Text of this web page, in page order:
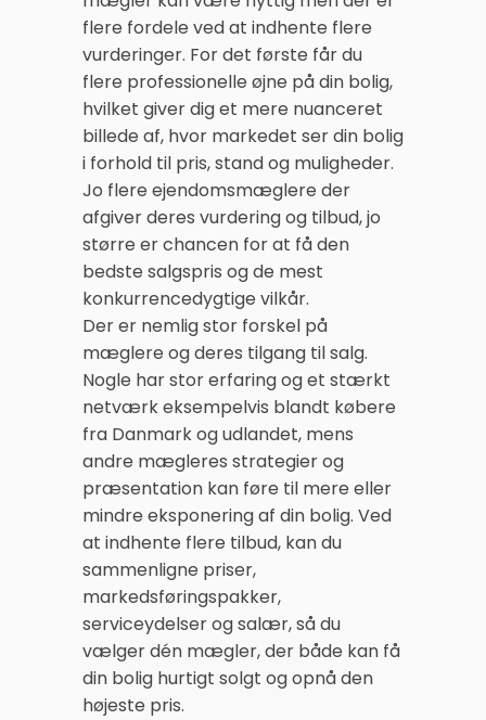
flere fordele ved at indhente flere
vurderinger. For det første får du
flere professionelle øjne på din bolig,
hvilket giver dig et mere nuanceret
billede af, hvor markedet ser din bolig
i forhold til pris, stand og muligheder.
Jo flere ejendomsmæglere der
afgiver deres vurdering og tilbud, jo
større er chancen for at få den
bedste salgspris og de mest
konkurrencedygtige vilkår.
Der er nemlig stor forskel på
mæglere og deres tilgang til salg.
Nogle har stor erfaring og et stærkt
netværk eksempelvis blandt købere
fra Danmark og udlandet, mens
andre mægleres strategier og
præsentation kan føre til mere eller
mindre eksponering af din bolig. Ved
at indhente flere tilbud, kan du
sammenligne priser,
markedsføringspakker,
serviceydelser og salær, så du
vælger dén mægler, der både kan få
din bolig hurtigt solgt og opnå den
højeste pris.